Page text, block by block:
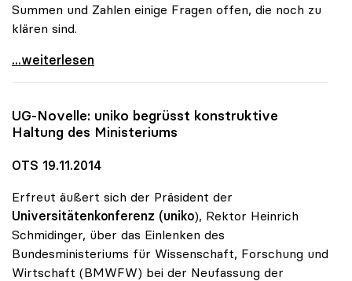
Summen und Zahlen einige Fragen offen, die noch zu
klären sind.
Schmidinger zu Uni-Budget: Steigerung
...weiterlesen
UG-Novelle: uniko begrüsst konstruktive
Haltung des Ministeriums
OTS 19.11.2014
Erfreut äußert sich der Präsident der
Universitätenkonferenz (uniko), Rektor Heinrich
Schmidinger, über das Einlenken des
Bundesministeriums für Wissenschaft, Forschung und
Wirtschaft (BMWFW) bei der Neufassung der